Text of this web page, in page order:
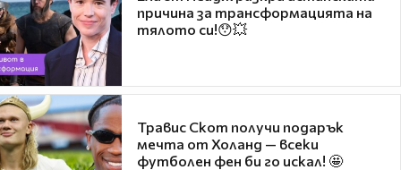
причина за трансформацията на
тялото си!😯💥
Травис Скот получи подарък
мечта от Холанд — всеки
футболен фен би го искал! 🤩